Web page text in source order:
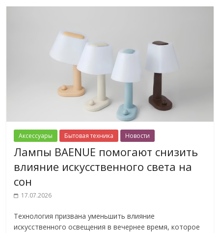
Аксессуары Бытовая техника Новости
Лампы BAENUE помогают снизить
влияние искусственного света на
сон
17.07.2026
Технология призвана уменьшить влияние
искусственного освещения в вечернее время, которое